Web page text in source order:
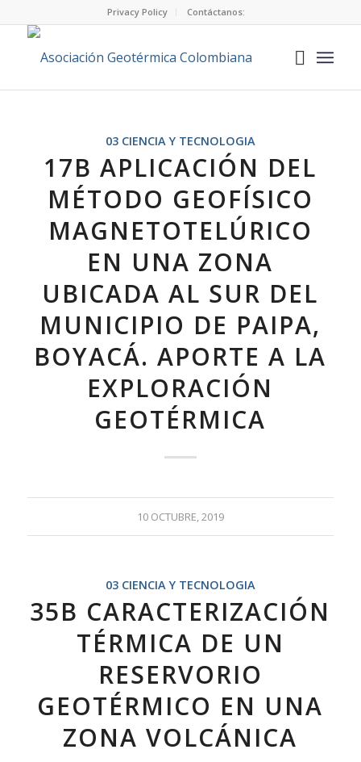
Privacy Policy Contáctanos:
03 CIENCIA Y TECNOLOGIA
17B APLICACIÓN DEL
MÉTODO GEOFÍSICO
MAGNETOTELÚRICO
EN UNA ZONA
UBICADA AL SUR DEL
MUNICIPIO DE PAIPA,
BOYACÁ. APORTE A LA
EXPLORACIÓN
GEOTÉRMICA
10 OCTUBRE, 2019
03 CIENCIA Y TECNOLOGIA
35B CARACTERIZACIÓN
TÉRMICA DE UN
RESERVORIO
GEOTÉRMICO EN UNA
ZONA VOLCÁNICA